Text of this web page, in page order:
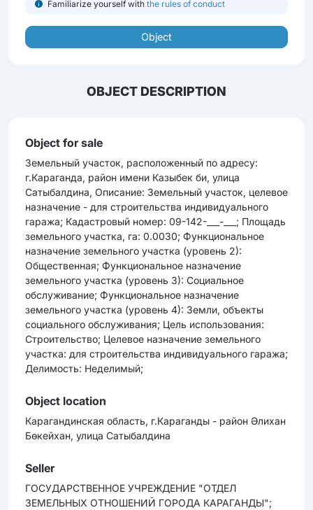
Familiarize yourself with the rules of conduct
Object
OBJECT DESCRIPTION
Object for sale
Земельный участок, расположенный по адресу:
г.Караганда, район имени Казыбек би, улица
Сатыбалдина, Описание: Земельный участок, целевое
назначение - для строительства индивидуального
гаража; Кадастровый номер: 09-142-___-___; Площадь
земельного участка, га: 0.0030; Функциональное
назначение земельного участка (уровень 2):
Общественная; Функциональное назначение
земельного участка (уровень 3): Социальное
обслуживание; Функциональное назначение
земельного участка (уровень 4): Земли, объекты
социального обслуживания; Цель использования:
Строительство; Целевое назначение земельного
участка: для строительства индивидуального гаража;
Делимость: Неделимый;
Object location
Карагандинская область, г.Караганды - район Әлихан
Бөкейхан, улица Сатыбалдина
Seller
ГОСУДАРСТВЕННОЕ УЧРЕЖДЕНИЕ "ОТДЕЛ
ЗЕМЕЛЬНЫХ ОТНОШЕНИЙ ГОРОДА КАРАГАНДЫ";